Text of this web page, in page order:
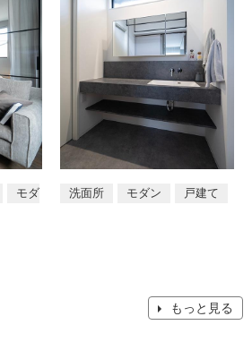
モダ 洗面所 モダン 戸建て
もっと見る